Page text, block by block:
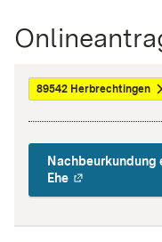
89542 Herbrechtingen
Nachbeurkundung
Ehe